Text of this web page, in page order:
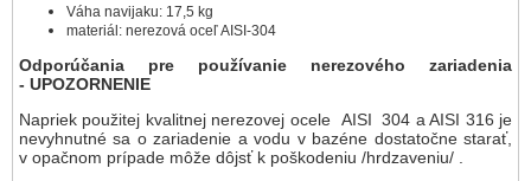
Váha navijaku: 17,5 kg
materiál: nerezová oceľ AISI-304
Odporúčania pre používanie nerezového zariadenia
- UPOZORNENIE
Napriek použitej kvalitnej nerezovej ocele AISI 304 a AISI 316 je
nevyhnutné sa o zariadenie a vodu v bazéne dostatočne starať,
v opačnom prípade môže dôjsť k poškodeniu /hrdzaveniu/ .